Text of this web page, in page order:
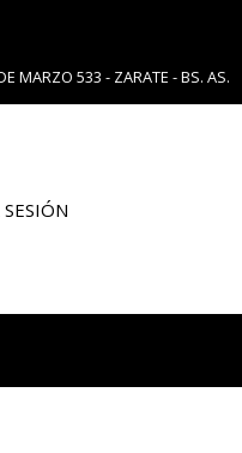
MARZO 533 - ZARATE - BS. AS.